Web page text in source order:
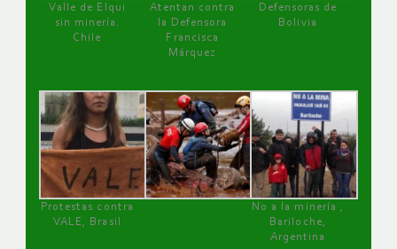
Valle de Elqui
sin minería.
Chile
Atentan contra
la Defensora
Francisca
Márquez
Defensoras de
Bolivia
Protestas contra
VALE, Brasil
No a la minería ,
Bariloche,
Argentina